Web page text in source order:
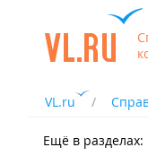
VL.ru
Ещё в разделах: